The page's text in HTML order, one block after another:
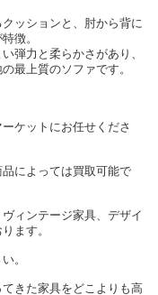
ッションと、肘から背に
徴。
弾力と柔らかさがあり、
最上質のソファです。
ケットにお任せくださ
によっては買取可能で
ィンテージ家具、デザイ
ます。
。
きた家具をどこよりも高